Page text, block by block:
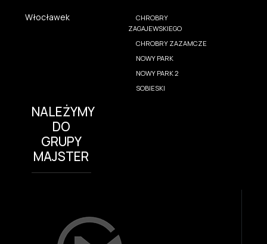
Włocławek
CHROBRY
ZAGAJEWSKIEGO
CHROBRY ZAZAMCZE
NOWY PARK
NOWY PARK 2
SOBIESKI
NALEŻYMY
DO
GRUPY
MAJSTER